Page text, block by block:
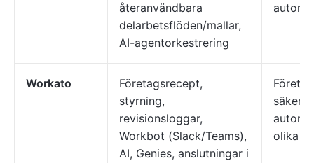
återanvändbara
delarbetsflöden/mallar,
AI-agentorkestrering
Workato
Företagsrecept,
styrning,
revisionsloggar,
Workbot (Slack/Teams),
AI, Genies, anslutningar i
säker,
olika